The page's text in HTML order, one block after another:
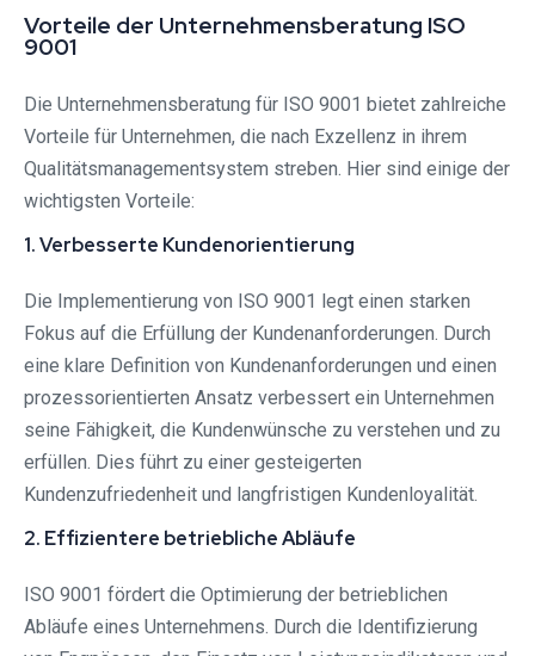
Vorteile der Unternehmensberatung ISO
9001
Die Unternehmensberatung für ISO 9001 bietet zahlreiche
Vorteile für Unternehmen, die nach Exzellenz in ihrem
Qualitätsmanagementsystem streben. Hier sind einige der
wichtigsten Vorteile:
1. Verbesserte Kundenorientierung
Die Implementierung von ISO 9001 legt einen starken
Fokus auf die Erfüllung der Kundenanforderungen. Durch
eine klare Definition von Kundenanforderungen und einen
prozessorientierten Ansatz verbessert ein Unternehmen
seine Fähigkeit, die Kundenwünsche zu verstehen und zu
erfüllen. Dies führt zu einer gesteigerten
Kundenzufriedenheit und langfristigen Kundenloyalität.
2. Effizientere betriebliche Abläufe
ISO 9001 fördert die Optimierung der betrieblichen
Abläufe eines Unternehmens. Durch die Identifizierung